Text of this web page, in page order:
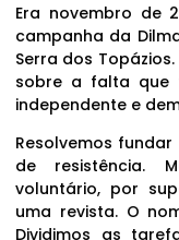
Era novembro de
campanha da
Serra dos
sobre a falta que
independente e
Resolvemos
de resistência.
voluntário, por
uma revista. O
Dividimos as